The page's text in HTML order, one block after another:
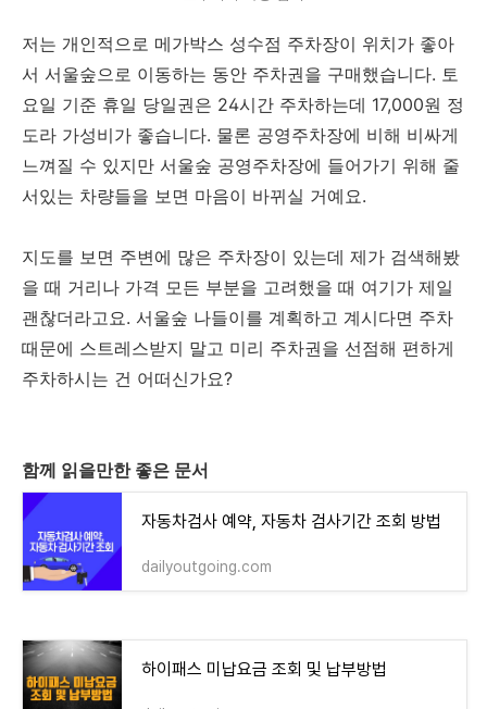
저는 개인적으로 메가박스 성수점 주차장이 위치가 좋아
서 서울숲으로 이동하는 동안 주차권을 구매했습니다. 토
요일 기준 휴일 당일권은 24시간 주차하는데 17,000원 정
도라 가성비가 좋습니다. 물론 공영주차장에 비해 비싸게
느껴질 수 있지만 서울숲 공영주차장에 들어가기 위해 줄
서있는 차량들을 보면 마음이 바뀌실 거예요.
지도를 보면 주변에 많은 주차장이 있는데 제가 검색해봤
을 때 거리나 가격 모든 부분을 고려했을 때 여기가 제일
괜찮더라고요. 서울숲 나들이를 계획하고 계시다면 주차
때문에 스트레스받지 말고 미리 주차권을 선점해 편하게
주차하시는 건 어떠신가요?
함께 읽을만한 좋은 문서
자동차검사 예약, 자동차 검사기간 조회 방법
dailyoutgoing.com
하이패스 미납요금 조회 및 납부방법